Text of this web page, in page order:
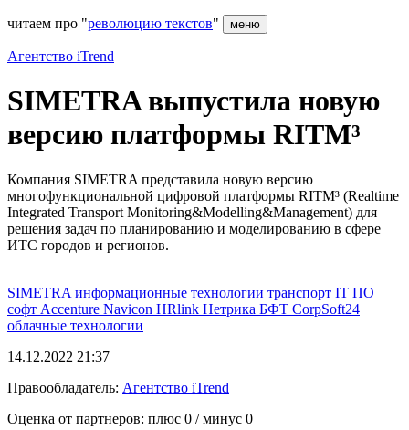
читаем про "революцию текстов" меню
Агентство iTrend
SIMETRA выпустила новую
версию платформы RITM³
Компания SIMETRA представила новую версию
многофункциональной цифровой платформы RITM³ (Realtime
Integrated Transport Monitoring&Modelling&Management) для
решения задач по планированию и моделированию в сфере
ИТС городов и регионов.
SIMETRA информационные технологии транспорт IT ПО
софт Accenture Navicon HRlink Нетрика БФТ CorpSoft24
облачные технологии
14.12.2022 21:37
Правообладатель: Агентство iTrend
Оценка от партнеров: плюс 0 / минус 0